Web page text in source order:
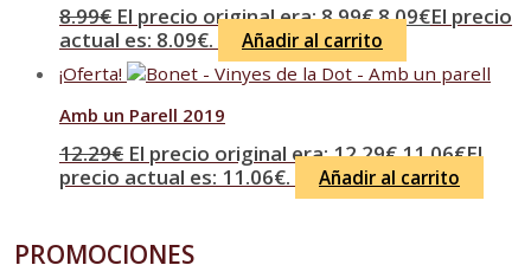
8.99€ El precio original era: 8.99€.8.09€El precio
actual es: 8.09€.
Añadir al carrito
¡Oferta!
Amb un Parell 2019
12.29€ El precio original era: 12.29€.11.06€El
precio actual es: 11.06€.
Añadir al carrito
PROMOCIONES